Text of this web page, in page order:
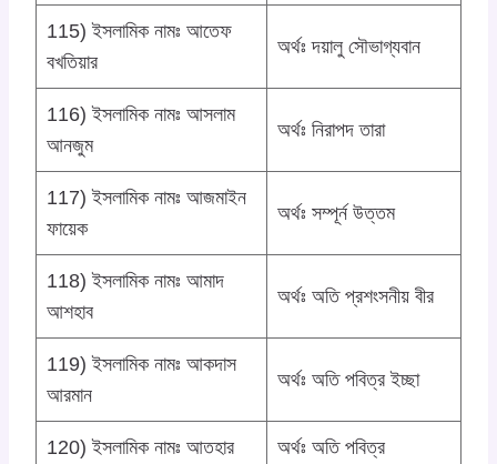
115) ইসলামিক নামঃ আতেফ
বখতিয়ার
অর্থঃ দয়ালু সৌভাগ্যবান
116) ইসলামিক নামঃ আসলাম
আনজুম
অর্থঃ নিরাপদ তারা
117) ইসলামিক নামঃ আজমাইন
ফায়েক
অর্থঃ সম্পূর্ন উত্তম
118) ইসলামিক নামঃ আমাদ
আশহাব
অর্থঃ অতি প্রশংসনীয় বীর
119) ইসলামিক নামঃ আকদাস
আরমান
অর্থঃ অতি পবিত্র ইচ্ছা
120) ইসলামিক নামঃ আতহার
অর্থঃ অতি পবিত্র